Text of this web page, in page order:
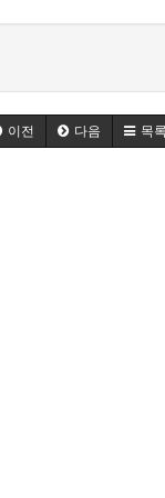
이전 다음 목